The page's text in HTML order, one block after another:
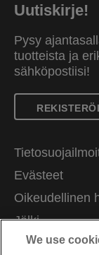
Uutiskirje!
Pysy
tuotteista ja
sähköpostiisi!
Evästeet
Oikeudellinen
Jälki
Hallitse
We use